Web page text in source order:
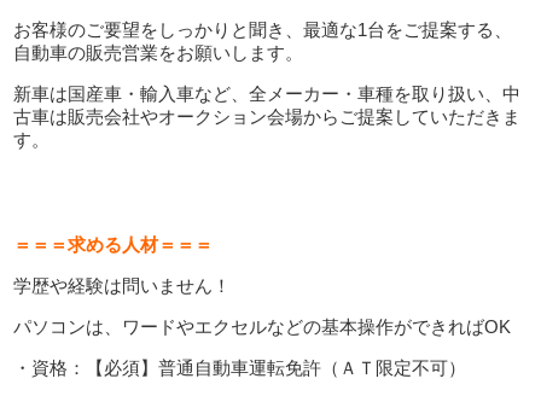
お客様のご要望をしっかりと聞き、最適な1台をご提案する、
自動車の販売営業をお願いします。
新車は国産車・輸入車など、全メーカー・車種を取り扱い、中
古車は販売会社やオークション会場からご提案していただきま
す。
＝＝＝求める人材＝＝＝
学歴や経験は問いません！
パソコンは、ワードやエクセルなどの基本操作ができればOK
・資格：【必須】普通自動車運転免許（ＡＴ限定不可）